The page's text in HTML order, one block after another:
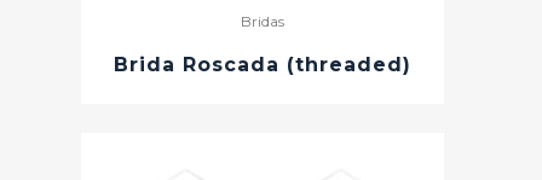
Bridas
Brida Roscada (threaded)